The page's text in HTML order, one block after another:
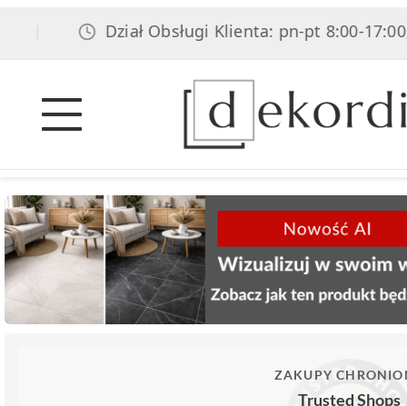
Dział Obsługi Klienta: pn-pt 8:00-17:00, sob
ZAKUPY
Trusted Shops